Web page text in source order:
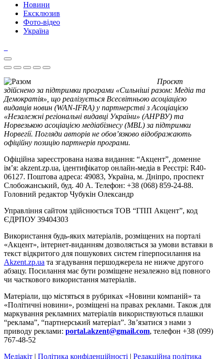
Новини
Ексклюзив
Фото-відео
Україна
Проєкт
здійснено за підтримки програми «Сильніші разом: Медіа та
Демократія», що реалізується Всесвітньою асоціацією
видавців новин (WAN-IFRA) у партнерстві з Асоціацією
«Незалежні регіональні видавці України» (АНРВУ) та
Норвезькою асоціацією медіабізнесу (MBL) за підтримки
Норвегії. Погляди авторів не обов’язково відображають
офіційну позицію партнерів програми.
Офіційна зареєстрована назва видання: “Акцент”, доменне
ім’я: akzent.zp.ua, ідентифікатор онлайн-медіа в Реєстрі: R40-
06127. Поштова адреса: 49083, Україна, м. Дніпро, проспект
Слобожанський, буд. 40 А. Телефон: +38 (068) 859-24-88.
Головний редактор Чубукін Олександр
Управління сайтом здійснюється ТОВ “ГПП Акцент”, код
ЄДРПОУ 39404303
Використання будь-яких матеріалів, розміщених на порталі
«Акцент», інтернет-виданням дозволяється за умови вставки в
текст відкритого для пошукових систем гіперпосилання на
Akzent.zp.ua та згадування першоджерела не нижче другого
абзацу. Посилання має бути розміщене незалежно від повного
чи часткового використання матеріалів.
Матеріали, що містяться в рубриках «Новини компаній» та
«Політичні новини», розміщені на правах реклами. Також для
маркування рекламних матеріалів використвуються плашки
“реклама”, “партнерський матеріал”. Зв’язатися з нами з
приводу реклами: portal.akzent@gmail.com, телефон +38 (099)
767-48-52
Медіакіт | Політика конфіденційності | Редакційна політика